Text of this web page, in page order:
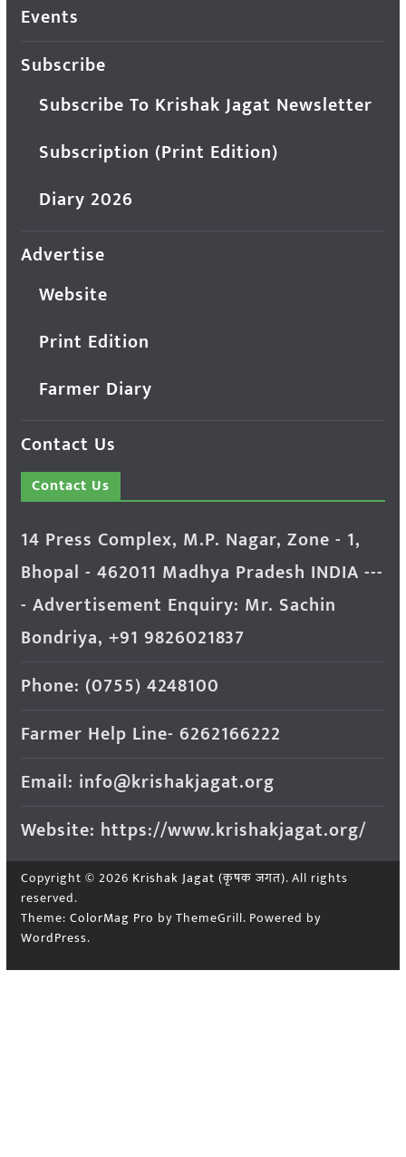
Events
Subscribe
Subscribe To Krishak Jagat Newsletter
Subscription (Print Edition)
Diary 2026
Advertise
Website
Print Edition
Farmer Diary
Contact Us
Contact Us
14 Press Complex, M.P. Nagar, Zone - 1,
Bhopal - 462011 Madhya Pradesh INDIA ---
- Advertisement Enquiry: Mr. Sachin
Bondriya, +91 9826021837
Phone: (0755) 4248100
Farmer Help Line- 6262166222
Email: info@krishakjagat.org
Website: https://www.krishakjagat.org/
Copyright © 2026 Krishak Jagat (कृषक जगत). All rights
reserved.
Theme: ColorMag Pro by ThemeGrill. Powered by
WordPress.